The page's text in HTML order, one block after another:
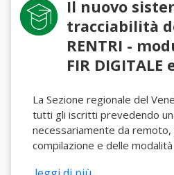
Il nuovo
tracciabilità
RENTRI -
FIR DIGITALE
La Sezione regionale del
tutti gli iscritti prevedendo
necessariamente da remoto,
compilazione e delle